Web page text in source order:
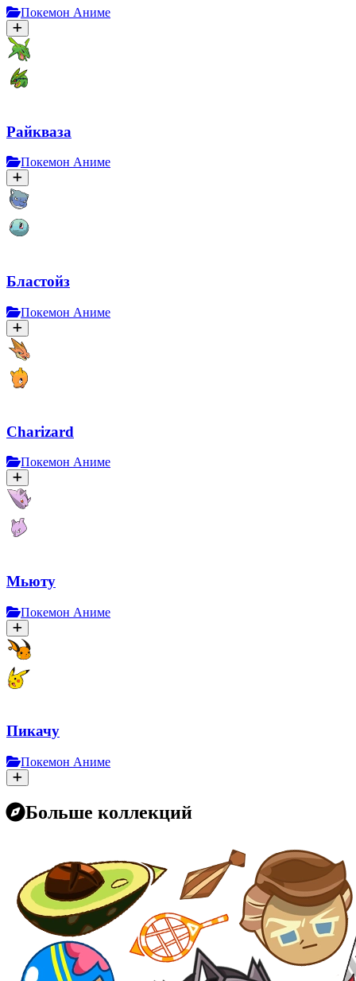
Покемон Аниме
Райкваза
Покемон Аниме
Бластойз
Покемон Аниме
Charizard
Покемон Аниме
Мьюту
Покемон Аниме
Пикачу
Покемон Аниме
Больше коллекций